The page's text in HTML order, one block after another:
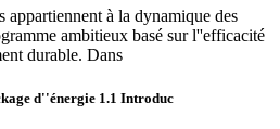
appartiennent à la dynamique des
ambitieux basé sur l''efficacité
durable. Dans
d''énergie 1.1 Introduc